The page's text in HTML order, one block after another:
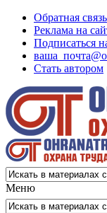
Обратная связь
Реклама на
Подписаться
Стать автором
Меню